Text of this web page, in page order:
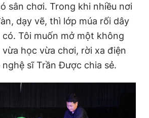
sân chơi. Trong khi nhiều nơi
dạy vẽ, thì lớp múa rối dây
Tôi muốn mở một không
vừa học vừa chơi, rời xa điện
nghệ sĩ Trần Được chia sẻ.